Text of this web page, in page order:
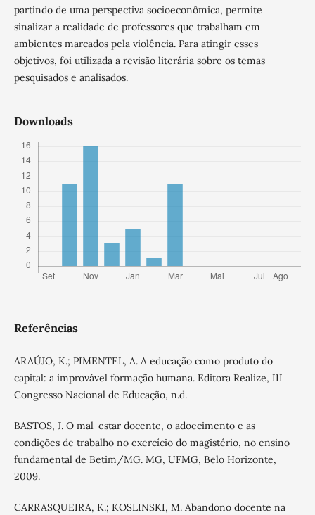
partindo de uma perspectiva socioeconômica, permite
sinalizar a realidade de professores que trabalham em
ambientes marcados pela violência. Para atingir esses
objetivos, foi utilizada a revisão literária sobre os temas
pesquisados e analisados.
Downloads
Referências
ARAÚJO, K.; PIMENTEL, A. A educação como produto do
capital: a improvável formação humana. Editora Realize, III
Congresso Nacional de Educação, n.d.
BASTOS, J. O mal-estar docente, o adoecimento e as
condições de trabalho no exercício do magistério, no ensino
fundamental de Betim/MG. MG, UFMG, Belo Horizonte,
2009.
CARRASQUEIRA, K.; KOSLINSKI, M. Abandono docente na